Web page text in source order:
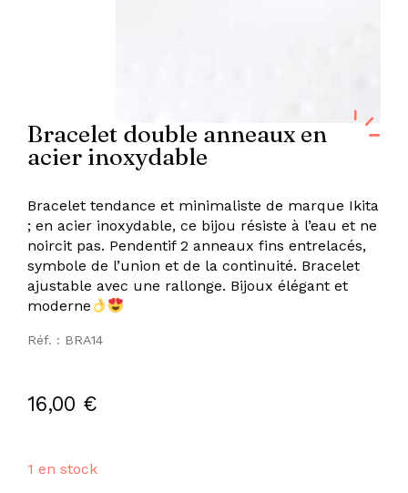
Bracelet double anneaux en
acier inoxydable
Bracelet tendance et minimaliste de marque Ikita
; en acier inoxydable, ce bijou résiste à l’eau et ne
noircit pas. Pendentif 2 anneaux fins entrelacés,
symbole de l’union et de la continuité. Bracelet
ajustable avec une rallonge. Bijoux élégant et
moderne
Réf. : BRA14
16,00 €
1 en stock